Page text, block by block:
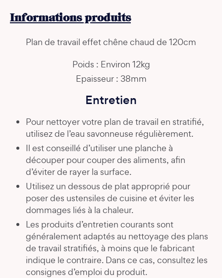
Informationsproduits
Plan de travail effet chêne chaud de 120cm
Poids : Environ 12kg
Epaisseur : 38mm
Entretien
Pour nettoyer votre plan de travail en stratifié,
utilisez de l’eau savonneuse régulièrement.
Il est conseillé d’utiliser une planche à
découper pour couper des aliments, afin
d’éviter de rayer la surface.
Utilisez un dessous de plat approprié pour
poser des ustensiles de cuisine et éviter les
dommages liés à la chaleur.
Les produits d’entretien courants sont
généralement adaptés au nettoyage des plans
de travail stratifiés, à moins que le fabricant
indique le contraire. Dans ce cas, consultez les
consignes d’emploi du produit.